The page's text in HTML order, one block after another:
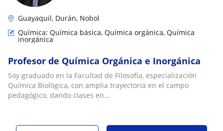
Guayaquil, Durán, Nobol
Química: Química básica, Química orgánica, Química
inorgánica
Profesor de Química Orgánica e Inorgánica
Soy graduado en la Facultad de Filosofía, especialización
Química Biológica, con amplia trayectoria en el campo
pedagógico, dando clases en...